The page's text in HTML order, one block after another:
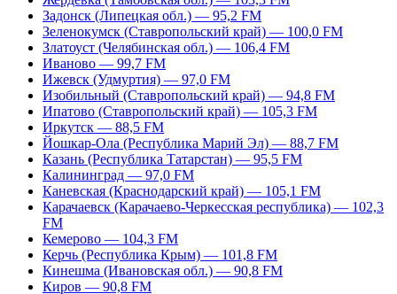
Задонск (Липецкая обл.) — 95,2 FM
Зеленокумск (Ставропольский край) — 100,0 FM
Златоуст (Челябинская обл.) — 106,4 FM
Иваново — 99,7 FM
Ижевск (Удмуртия) — 97,0 FM
Изобильный (Ставропольский край) — 94,8 FM
Ипатово (Ставропольский край) — 105,3 FM
Иркутск — 88,5 FM
Йошкар-Ола (Республика Марий Эл) — 88,7 FM
Казань (Республика Татарстан) — 95,5 FM
Калининград — 97,0 FM
Каневская (Краснодарский край) — 105,1 FM
Карачаевск (Карачаево-Черкесская республика) — 102,3
FM
Кемерово — 104,3 FM
Керчь (Республика Крым) — 101,8 FM
Кинешма (Ивановская обл.) — 90,8 FM
Киров — 90,8 FM